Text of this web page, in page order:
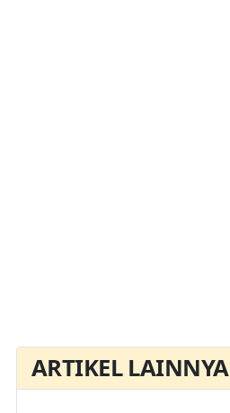
ARTIKEL LAINNYA